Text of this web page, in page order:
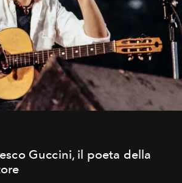
Guccini, il poeta della